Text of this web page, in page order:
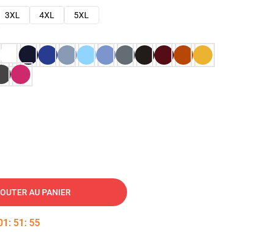
3XL 4XL
5XL
AU PANIER
: 51 : 54